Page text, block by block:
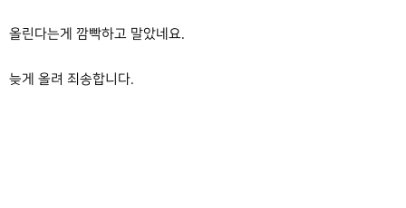
올린다는게 깜빡하고 말았네요.
늦게 올려 죄송합니다.